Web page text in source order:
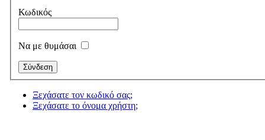
Κωδικός
Να με θυμάσαι
Ξεχάσατε τον κωδικό σας;
Ξεχάσατε το όνομα χρήστη;